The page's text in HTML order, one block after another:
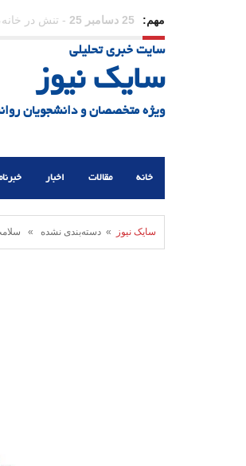
مهم: 23 دسامبر 25 - چرا اراده
21 دسامبر 25
سایت خبری تحلیلی
سایک نیوز
ویژه متخصصان و دانشجویان
خانه مقالات اخبار
سایک نیوز » دسته‌بندی نشده »